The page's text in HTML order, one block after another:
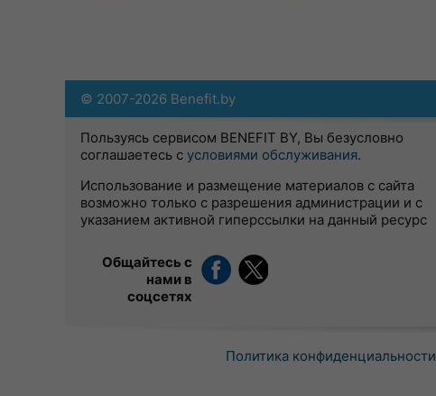
© 2007-2026 Benefit.by
Пользуясь сервисом BENEFIT BY, Вы безусловно
соглашаетесь с условиями обслуживания.
Использование и размещение материалов с сайта
возможно только с разрешения администрации и с
указанием активной гиперссылки на данный ресурс
Общайтесь с
нами в
соцсетях
Политика конфиденциальности